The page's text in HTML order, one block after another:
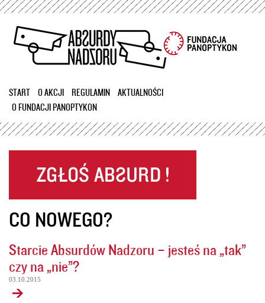
Przejdź
treści
START O AKCJI REGULAMIN
AKTUALNOŚCI
O FUNDACJI PANOPTYKON
CO NOWEGO?
Starcie Absurdów Nadzoru – jesteś na „tak”
czy na „nie”?
03.10.2015